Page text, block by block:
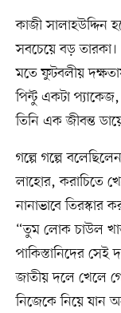
কাজী সালাহউদ্দিন
সবচেয়ে বড়
মতে ফুটবলীয়
পিন্টু একটা
তিনি এক জীবন্ত
গল্পে গল্পে
লাহোর, করাচিতে
নানাভাবে
“তুম লোক চাউল
পাকিস্তানিদের সেই
জাতীয় দলে খেলে
নিজেকে নিয়ে যান